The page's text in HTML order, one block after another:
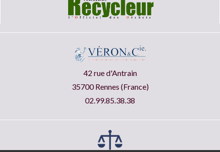
42 rue d'Antrain
35700 Rennes (France)
02.99.85.38.38